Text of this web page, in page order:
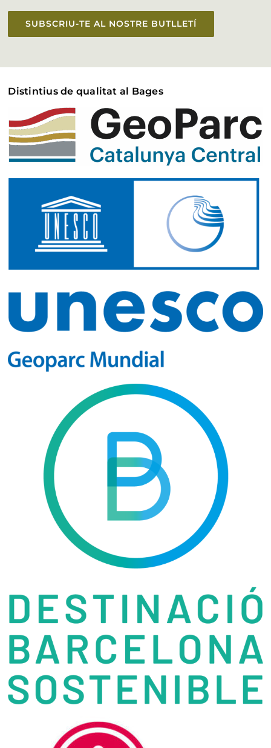
SUBSCRIU-TE AL NOSTRE BUTLLETÍ
Distintius de qualitat al Bages